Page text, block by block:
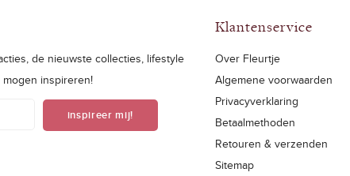
de nieuwste collecties, lifestyle
inspireren!
inspireer mij!
Klantenservice
Over Fleurtje
Algemene voorwaarden
Privacyverklaring
Betaalmethoden
Retouren & verzenden
Sitemap